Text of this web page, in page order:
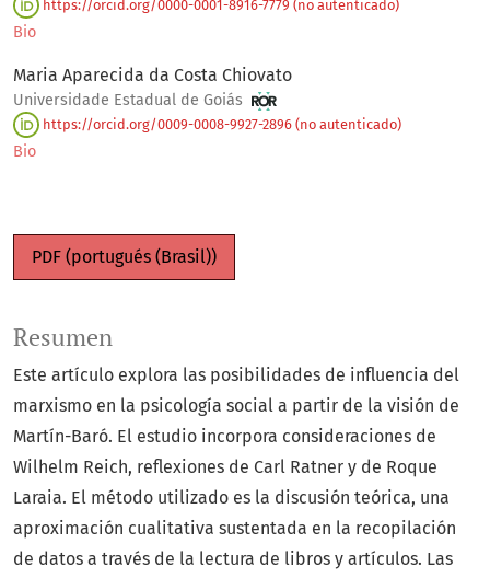
https://orcid.org/0000-0001-8916-7779 (no autenticado)
Bio
Maria Aparecida da Costa Chiovato
Universidade Estadual de Goiás
https://orcid.org/0009-0008-9927-2896 (no autenticado)
Bio
PDF (portugués (Brasil))
Resumen
Este artículo explora las posibilidades de influencia del
marxismo en la psicología social a partir de la visión de
Martín-Baró. El estudio incorpora consideraciones de
Wilhelm Reich, reflexiones de Carl Ratner y de Roque
Laraia. El método utilizado es la discusión teórica, una
aproximación cualitativa sustentada en la recopilación
de datos a través de la lectura de libros y artículos. Las